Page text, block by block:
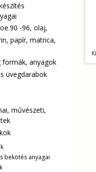
-96, olaj,
papír, matrica,
formák, anyagok
üvegdarabok
művészeti,
bekötés anyagai